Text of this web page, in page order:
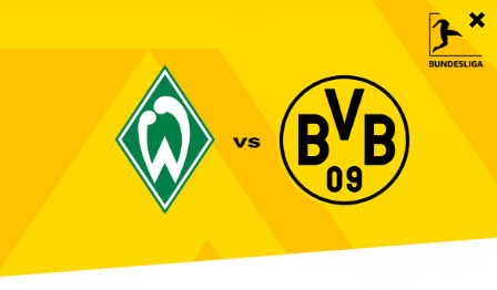
ANPFIFF